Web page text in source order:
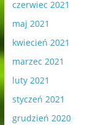
czerwiec 2021
maj 2021
kwiecień 2021
marzec 2021
luty 2021
styczeń 2021
grudzień 2020